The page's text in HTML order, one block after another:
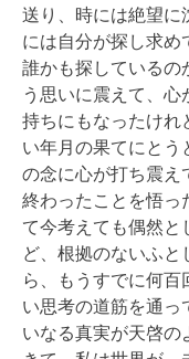
送り、時には絶望に
には自分が探し求め
誰かも探しているの
う思いに震えて、心
持ちにもなったけ
い年月の果てにとう
の念に心が打ち震え
終わったことを悟っ
て今考えても偶然と
ど、根拠のないふと
ら、もうすでに何百
い思考の道筋を通っ
いなる真実が天啓の